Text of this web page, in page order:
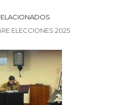
ELECCIONES 2025